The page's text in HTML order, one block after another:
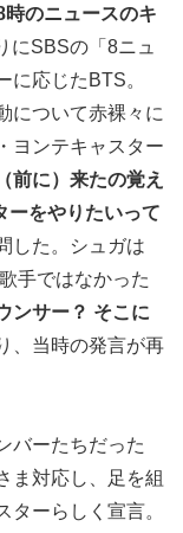
時のニュースのキ
にSBSの「8ニュ
に応じたBTS。
について赤裸々に
ヨンテキャスター
前に）来たの覚え
ーをやりたいって
した。シュガは
手ではなかった
ンサー？ そこに
、当時の発言が再
バーたちだった
ま対応し、足を組
ターらしく宣言。